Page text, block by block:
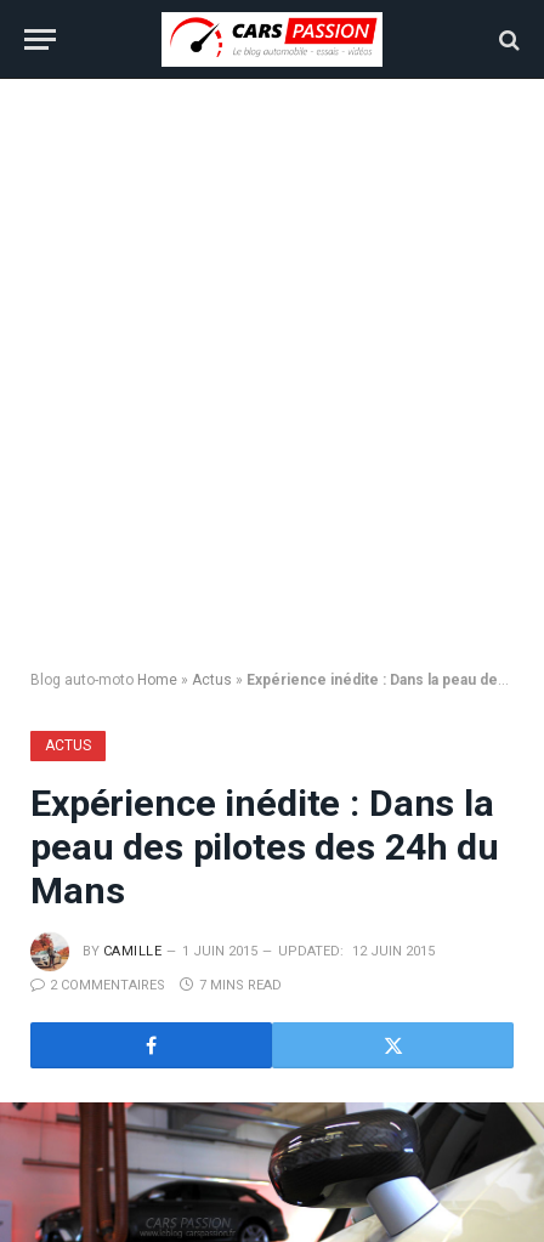
Blog auto-moto Home » Actus » Expérience inédite : Dans la peau des pilotes des 24h du Mans
ACTUS
Expérience inédite : Dans la
peau des pilotes des 24h du
Mans
BY CAMILLE 1 JUIN 2015 UPDATED: 12 JUIN 2015
2 COMMENTAIRES 7 MINS READ